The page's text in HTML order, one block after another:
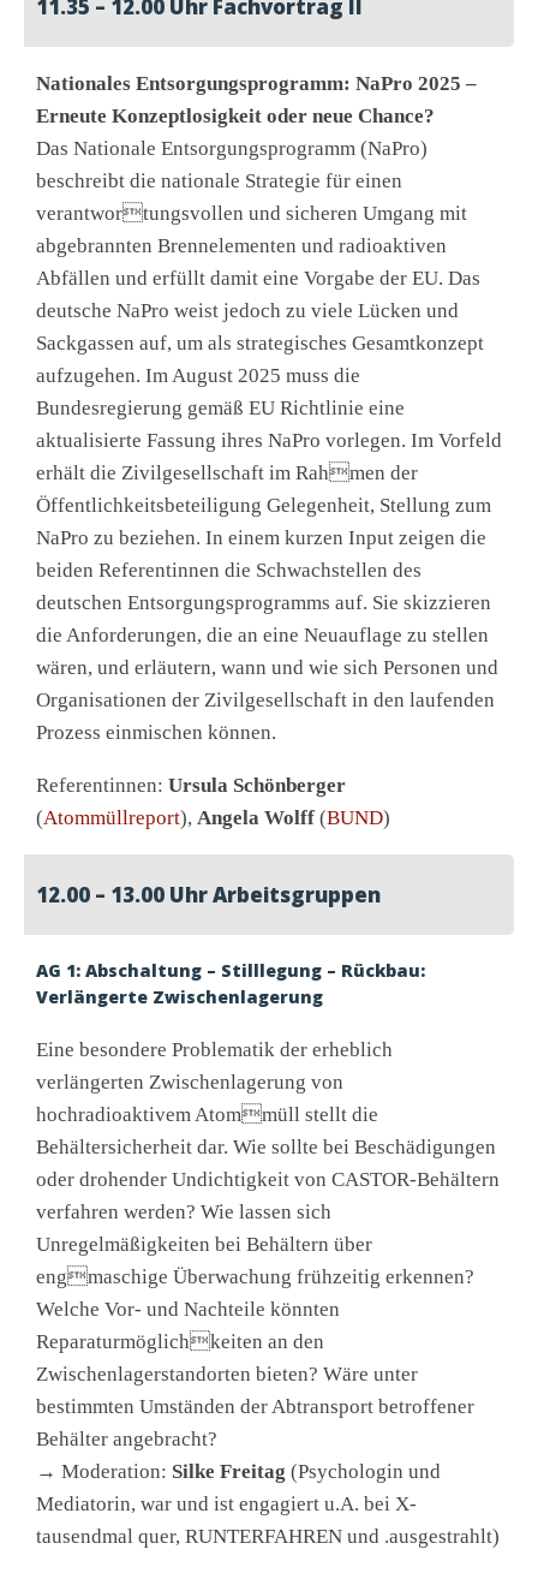
11.35 – 12.00 Uhr Fachvortrag II
Nationales Entsorgungsprogramm: NaPro 2025 –
Erneute Konzeptlosigkeit oder neue Chance?
Das Nationale Entsorgungsprogramm (NaPro)
beschreibt die nationale Strategie für einen
verantwortungsvollen und sicheren Umgang mit
abgebrannten Brennelementen und radioaktiven
Abfällen und erfüllt damit eine Vorgabe der EU. Das
deutsche NaPro weist jedoch zu viele Lücken und
Sackgassen auf, um als strategisches Gesamtkonzept
aufzugehen. Im August 2025 muss die
Bundesregierung gemäß EU Richtlinie eine
aktualisierte Fassung ihres NaPro vorlegen. Im Vorfeld
erhält die Zivilgesellschaft im Rahmen der
Öffentlichkeitsbeteiligung Gelegenheit, Stellung zum
NaPro zu beziehen. In einem kurzen Input zeigen die
beiden Referentinnen die Schwachstellen des
deutschen Entsorgungsprogramms auf. Sie skizzieren
die Anforderungen, die an eine Neuauflage zu stellen
wären, und erläutern, wann und wie sich Personen und
Organisationen der Zivilgesellschaft in den laufenden
Prozess einmischen können.
Referentinnen: Ursula Schönberger
(Atommüllreport), Angela Wolff (BUND)
12.00 – 13.00 Uhr Arbeitsgruppen
AG 1: Abschaltung – Stilllegung – Rückbau:
Verlängerte Zwischenlagerung
Eine besondere Problematik der erheblich
verlängerten Zwischenlagerung von
hochradioaktivem Atommüll stellt die
Behältersicherheit dar. Wie sollte bei Beschädigungen
oder drohender Undichtigkeit von CASTOR-Behältern
verfahren werden? Wie lassen sich
Unregelmäßigkeiten bei Behältern über
engmaschige Überwachung frühzeitig erkennen?
Welche Vor- und Nachteile könnten
Reparaturmöglichkeiten an den
Zwischenlagerstandorten bieten? Wäre unter
bestimmten Umständen der Abtransport betroffener
Behälter angebracht?
→ Moderation: Silke Freitag (Psychologin und
Mediatorin, war und ist engagiert u.A. bei X-
tausendmal quer, RUNTERFAHREN und .ausgestrahlt)